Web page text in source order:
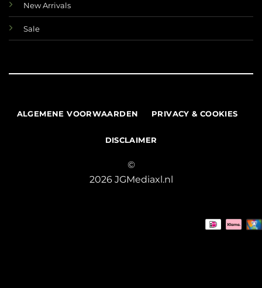
New Arrivals
Sale
ALGEMENE VOORWAARDEN PRIVACY & COOKIES
DISCLAIMER
©
2026 JGMediaxl.nl